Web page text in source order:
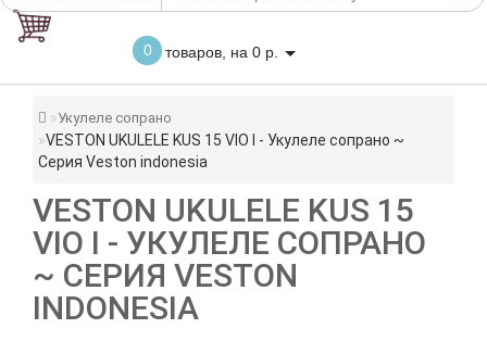
0 товаров, на 0 р.
Укулеле сопрано
VESTON UKULELE KUS 15 VIO I - Укулеле сопрано ~
Серия Veston indonesia
VESTON UKULELE KUS 15
VIO I - УКУЛЕЛЕ СОПРАНО
~ СЕРИЯ VESTON
INDONESIA